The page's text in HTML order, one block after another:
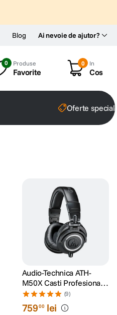
Ai nevoie de ajutor?
Blog
0 Produse
Favorite
0 In
Cos
Oferte
Audio-Technica ATH-
M50X Casti Profesionale
pentru Monitorizare in
Studio
(9)
75900 lei